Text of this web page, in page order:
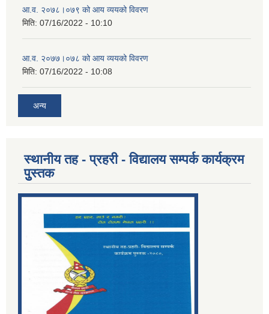
आ.व. २०७८।०७९ को आय व्ययको विवरण
मिति: 07/16/2022 - 10:10
आ.व. २०७७।०७८ को आय व्ययको विवरण
मिति: 07/16/2022 - 10:08
अन्य
स्थानीय तह - प्रहरी - विद्यालय सम्पर्क कार्यक्रम
पुुस्तक